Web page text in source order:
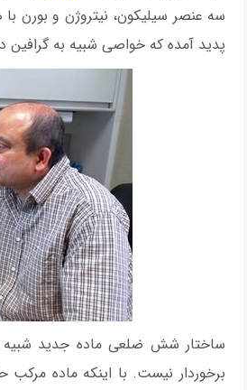
سه عنصر سیلیکون، نیتروژن و بورن
پدید آمده که خواصی شبیه به گرافین
ساختار شش ضلعی ماده جدید شبیه
برخوردار نیست. با اینکه ماده مرکب